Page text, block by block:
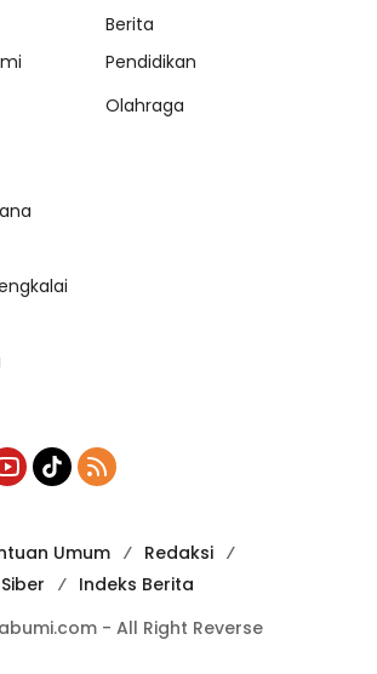
Berita
Pendidikan
Olahraga
Umum
Redaksi
Indeks Berita
- All Right Reverse